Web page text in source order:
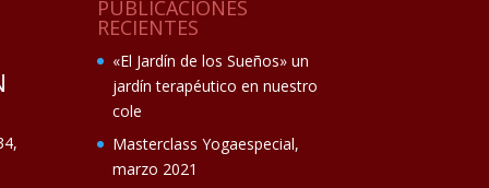
PUBLICACIONES
RECIENTES
«El Jardín de los Sueños» un
jardín terapéutico en nuestro
cole
Masterclass Yogaespecial,
marzo 2021